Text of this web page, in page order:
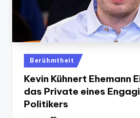
Posted
in
Berühmtheit
Kevin Kühnert Ehemann
das Private eines
Politikers